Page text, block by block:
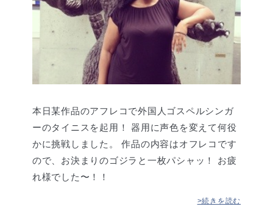
本日某作品のアフレコで外国人ゴスペルシンガ
ーのタイニスを起用！ 器用に声色を変えて何役
かに挑戦しました。 作品の内容はオフレコです
ので、お決まりのゴジラと一枚パシャッ！ お疲
れ様でした〜！！
>続きを読む